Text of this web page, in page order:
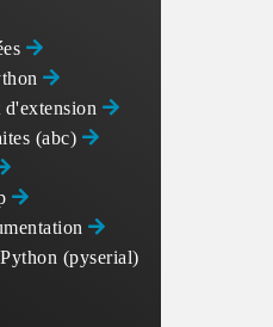
d'extension
(abc)
(pyserial)